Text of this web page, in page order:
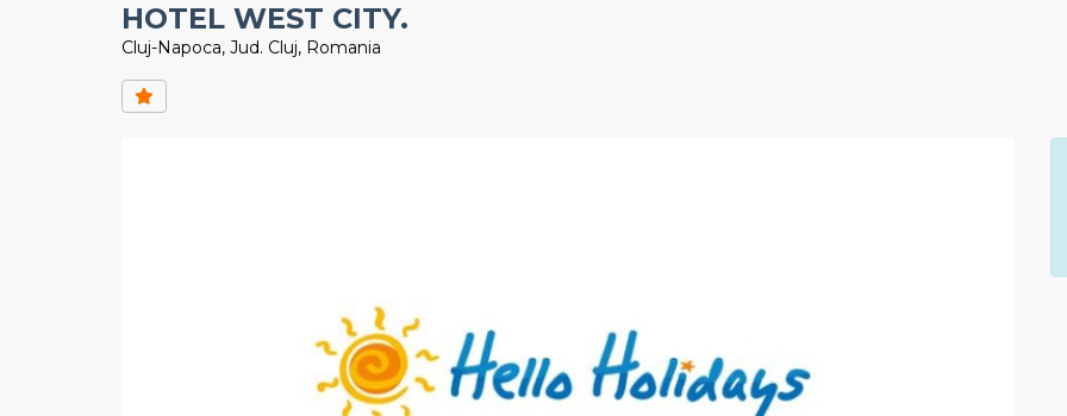
HOTEL WEST CITY.
Cluj-Napoca, Jud. Cluj, Romania